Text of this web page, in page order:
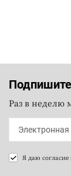
Раз в неделю
Я даю согласие